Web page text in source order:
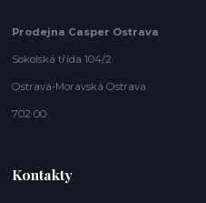
Prodejna Casper Ostrava
Sokolská třída 104/2
Ostrava-Moravská Ostrava
702 00
Kontakty